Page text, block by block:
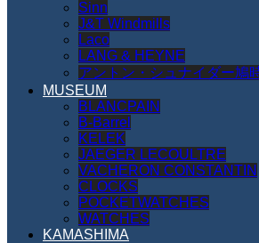
Sinn
J&T Windmills
Laco
LANG & HEYNE
アントン・シュナイダー鳩
MUSEUM
BLANCPAIN
B-Barrel
KELEK
JAEGER LECOULTRE
VACHERON CONSTANTIN
CLOCKS
POCKETWATCHES
WATCHES
KAMASHIMA